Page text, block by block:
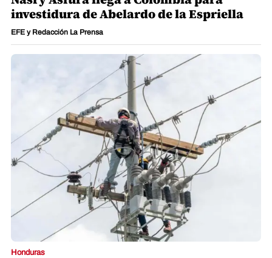
investidura de Abelardo de la Espriella
EFE y Redacción La Prensa
Honduras